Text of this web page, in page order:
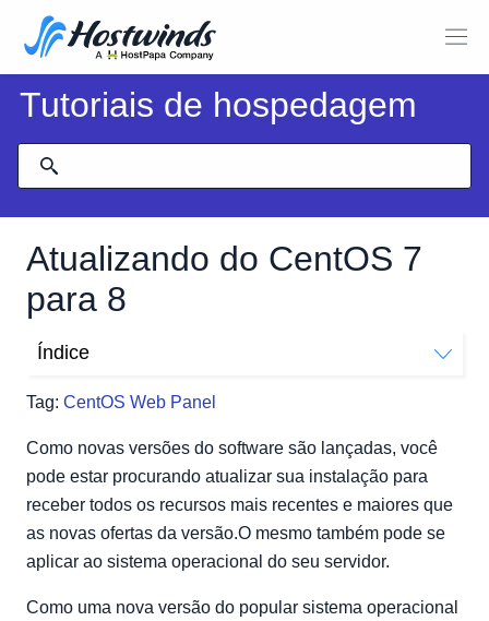
Tutoriais de hospedagem
Atualizando do CentOS 7
para 8
Tag: CentOS Web Panel
Índice
Substituindo Pacotes
Instale o novo kernel e libere
Como novas versões do software são lançadas, você
pode estar procurando atualizar sua instalação para
receber todos os recursos mais recentes e maiores que
as novas ofertas da versão.O mesmo também pode se
aplicar ao sistema operacional do seu servidor.
Como uma nova versão do popular sistema operacional